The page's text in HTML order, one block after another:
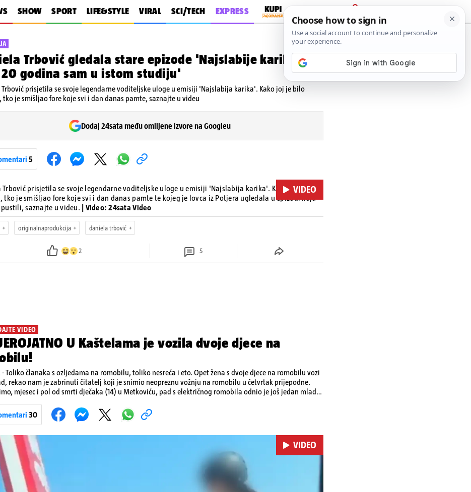
SHOW SPORT LIFE&STYLE VIRAL SCI/TECH EXPRESS
PRIJAVA
Trbović gledala stare epizode 'Najslabije karike':
20 godina sam u istom studiju'
Trbović prisjetila se svoje legendarne voditeljske uloge u emisiji 'Najslabija karika'. Kako joj je bilo
tko je smišljao fore koje svi i dan danas pamte, saznajte u videu
Dodaj 24sata među omiljene izvore na Googleu
5
VIDEO
Trbović prisjetila se svoje legendarne voditeljske uloge u emisiji 'Najslabija karika'. Kako joj je bilo
tko je smišljao fore koje svi i dan danas pamte te kojeg je lovca iz Potjera ugledala u epizodi koju
saznajte u videu.
| Video: 24sata Video
originalnaprodukcija daniela trbović
2 5
VIDEO
U Kaštelama je vozila dvoje djece na
- Toliko članaka s ozljedama na romobilu, toliko nesreća i eto. Opet žena s dvoje djece na romobilu vozi
rekao nam je zabrinuti čitatelj koji je snimio neopreznu vožnju na romobilu u četvrtak prijepodne.
mjesec i pol od smrti dječaka (14) u Metkoviću, pad s električnog romobila odnio je još jedan mladi
s romobila.
30
VIDEO